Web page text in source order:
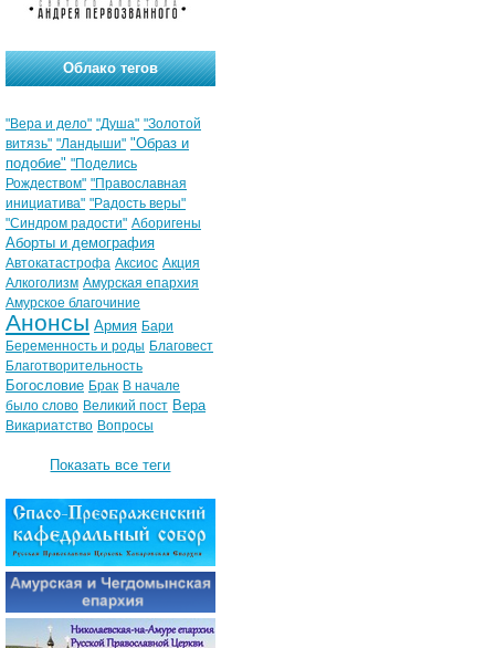
Облако тегов
"Вера и дело" "Душа" "Золотой
витязь" "Ландыши" "Образ и
подобие" "Поделись
Рождеством" "Православная
инициатива" "Радость веры"
"Синдром радости" Аборигены
Аборты и демография
Автокатастрофа Аксиос Акция
Алкоголизм Амурская епархия
Амурское благочиние
Анонсы Армия Бари
Беременность и роды Благовест
Благотворительность
Богословие Брак В начале
было слово Великий пост Вера
Викариатство Вопросы
Показать все теги